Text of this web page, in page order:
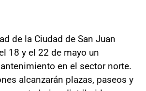
de la Ciudad de San Juan
18 y el 22 de mayo un
en el sector norte.
alcanzarán plazas, paseos y